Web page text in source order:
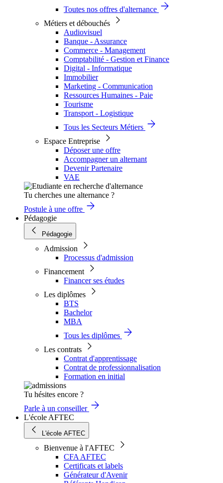
Toutes nos offres d'alternance
Métiers et débouchés
Audiovisuel
Banque - Assurance
Commerce - Management
Comptabilité - Gestion et Finance
Digital - Informatique
Immobilier
Marketing - Communication
Ressources Humaines - Paie
Tourisme
Transport - Logistique
Tous les Secteurs Métiers
Espace Entreprise
Déposer une offre
Accompagner un alternant
Devenir Partenaire
VAE
Tu cherches une alternance ?
Postule à une offre
Pédagogie
Pédagogie
Admission
Processus d'admission
Financement
Financer ses études
Les diplômes
BTS
Bachelor
MBA
Tous les diplômes
Les contrats
Contrat d'apprentissage
Contrat de professionnalisation
Formation en initial
Tu hésites encore ?
Parle à un conseiller
L'école AFTEC
L'école AFTEC
Bienvenue à l'AFTEC
CFA AFTEC
Certificats et labels
Générateur d'Avenir